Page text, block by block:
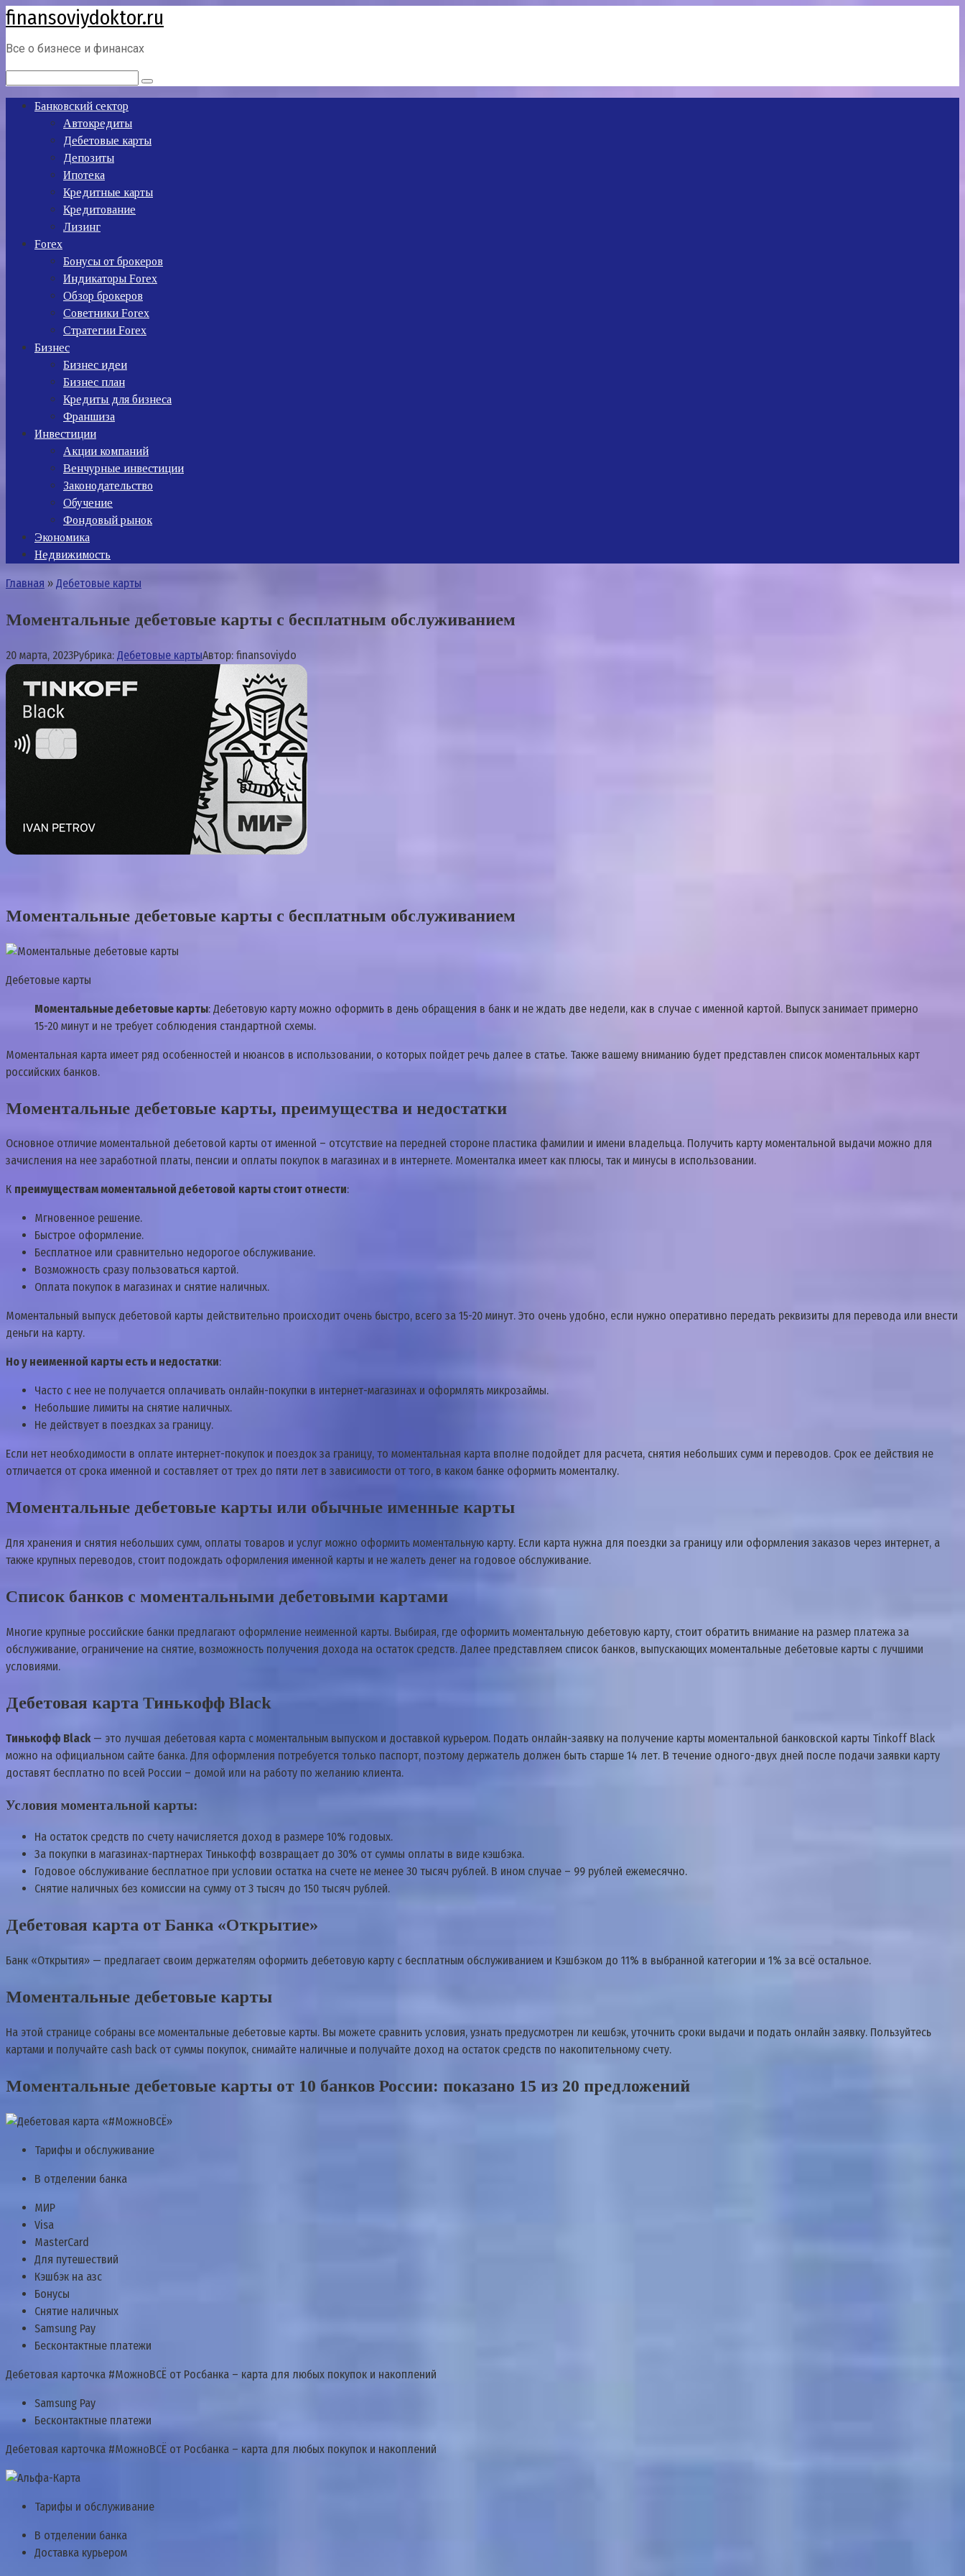
Перейти
к
контенту
finansoviydoktor.ru
Все о бизнесе и финансах
Банковский сектор
Автокредиты
Дебетовые карты
Депозиты
Ипотека
Кредитные карты
Кредитование
Лизинг
Forex
Бонусы от брокеров
Индикаторы Forex
Обзор брокеров
Советники Forex
Стратегии Forex
Бизнес
Бизнес идеи
Бизнес план
Кредиты для бизнеса
Франшиза
Инвестиции
Акции компаний
Венчурные инвестиции
Законодательство
Обучение
Фондовый рынок
Экономика
Недвижимость
Главная » Дебетовые карты
Моментальные дебетовые карты с бесплатным обслуживанием
20 марта, 2023Рубрика: Дебетовые картыАвтор: finansoviydo
Моментальные дебетовые карты с бесплатным обслуживанием
Дебетовые карты
Моментальные дебетовые карты: Дебетовую карту можно оформить в день обращения в банк и не ждать две недели, как в случае с именной картой. Выпуск занимает примерно
15-20 минут и не требует соблюдения стандартной схемы.
Моментальная карта имеет ряд особенностей и нюансов в использовании, о которых пойдет речь далее в статье. Также вашему вниманию будет представлен список моментальных карт
российских банков.
Моментальные дебетовые карты, преимущества и недостатки
Основное отличие моментальной дебетовой карты от именной – отсутствие на передней стороне пластика фамилии и имени владельца. Получить карту моментальной выдачи можно для
зачисления на нее заработной платы, пенсии и оплаты покупок в магазинах и в интернете. Моменталка имеет как плюсы, так и минусы в использовании.
К преимуществам моментальной дебетовой карты стоит отнести:
Мгновенное решение.
Быстрое оформление.
Бесплатное или сравнительно недорогое обслуживание.
Возможность сразу пользоваться картой.
Оплата покупок в магазинах и снятие наличных.
Моментальный выпуск дебетовой карты действительно происходит очень быстро, всего за 15-20 минут. Это очень удобно, если нужно оперативно передать реквизиты для перевода или внести
деньги на карту.
Но у неименной карты есть и недостатки:
Часто с нее не получается оплачивать онлайн-покупки в интернет-магазинах и оформлять микрозаймы.
Небольшие лимиты на снятие наличных.
Не действует в поездках за границу.
Если нет необходимости в оплате интернет-покупок и поездок за границу, то моментальная карта вполне подойдет для расчета, снятия небольших сумм и переводов. Срок ее действия не
отличается от срока именной и составляет от трех до пяти лет в зависимости от того, в каком банке оформить моменталку.
Моментальные дебетовые карты или обычные именные карты
Для хранения и снятия небольших сумм, оплаты товаров и услуг можно оформить моментальную карту. Если карта нужна для поездки за границу или оформления заказов через интернет, а
также крупных переводов, стоит подождать оформления именной карты и не жалеть денег на годовое обслуживание.
Список банков с моментальными дебетовыми картами
Многие крупные российские банки предлагают оформление неименной карты. Выбирая, где оформить моментальную дебетовую карту, стоит обратить внимание на размер платежа за
обслуживание, ограничение на снятие, возможность получения дохода на остаток средств. Далее представляем список банков, выпускающих моментальные дебетовые карты с лучшими
условиями.
Дебетовая карта Тинькофф Black
Тинькофф Black— это лучшая дебетовая карта с моментальным выпуском и доставкой курьером. Подать онлайн-заявку на получение карты моментальной банковской карты Tinkoff Black
можно на официальном сайте банка. Для оформления потребуется только паспорт, поэтому держатель должен быть старше 14 лет. В течение одного-двух дней после подачи заявки карту
доставят бесплатно по всей России – домой или на работу по желанию клиента.
Условия моментальной карты:
На остаток средств по счету начисляется доход в размере 10% годовых.
За покупки в магазинах-партнерах Тинькофф возвращает до 30% от суммы оплаты в виде кэшбэка.
Годовое обслуживание бесплатное при условии остатка на счете не менее 30 тысяч рублей. В ином случае – 99 рублей ежемесячно.
Снятие наличных без комиссии на сумму от 3 тысяч до 150 тысяч рублей.
Дебетовая карта от Банка «Открытие»
Банк «Открытия» — предлагает своим держателям оформить дебетовую карту с бесплатным обслуживанием и Кэшбэком до 11% в выбранной категории и 1% за всё остальное.
Моментальные дебетовые карты
На этой странице собраны все моментальные дебетовые карты. Вы можете сравнить условия, узнать предусмотрен ли кешбэк, уточнить сроки выдачи и подать онлайн заявку. Пользуйтесь
картами и получайте cash back от суммы покупок, снимайте наличные и получайте доход на остаток средств по накопительному счету.
Моментальные дебетовые карты от 10 банков России: показано 15 из 20 предложений
Тарифы и обслуживание
В отделении банка
МИР
Visa
MasterCard
Для путешествий
Кэшбэк на азс
Бонусы
Снятие наличных
Samsung Pay
Бесконтактные платежи
Дебетовая карточка #МожноВСЁ от Росбанка – карта для любых покупок и накоплений
Samsung Pay
Бесконтактные платежи
Дебетовая карточка #МожноВСЁ от Росбанка – карта для любых покупок и накоплений
Тарифы и обслуживание
В отделении банка
Доставка курьером